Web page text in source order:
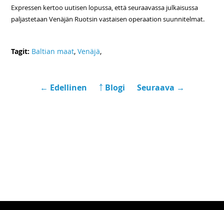
Expressen kertoo uutisen lopussa, että seuraavassa julkaisussa
paljastetaan Venäjän Ruotsin vastaisen operaation suunnitelmat.
Tagit: Baltian maat,Venäjä,
← Edellinen ￪ Blogi Seuraava →